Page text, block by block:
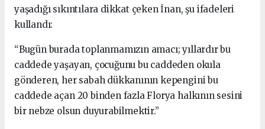
yaşadığı sıkıntılara dikkat çeken İnan, şu ifadeleri
kullandı:
“Bugün burada toplanmamızın amacı; yıllardır bu
caddede yaşayan, çocuğunu bu caddeden okula
gönderen, her sabah dükkanının kepengini bu
caddede açan 20 binden fazla Florya halkının sesini
bir nebze olsun duyurabilmektir.”